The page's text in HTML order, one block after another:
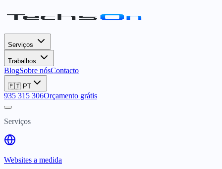
Serviços
Trabalhos
BlogSobre nósContacto
🇵🇹 PT
935 315 306Orçamento grátis
Serviços
Websites a medida